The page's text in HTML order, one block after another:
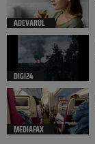
ADEVARUL
DIGI24
MEDIAFAX